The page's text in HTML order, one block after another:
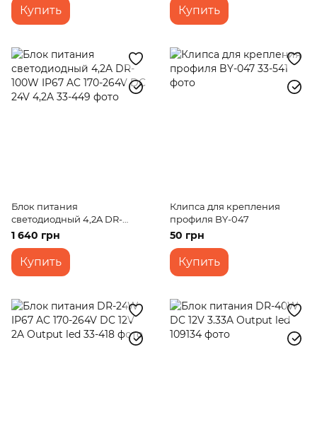
Купить Купить
Блок питания
светодиодный 4,2A DR-
100W IP67 AC 170-264V DC
24V 4,2A
1 640 грн
Купить
Клипса для крепления
профиля BY-047
50 грн
Купить